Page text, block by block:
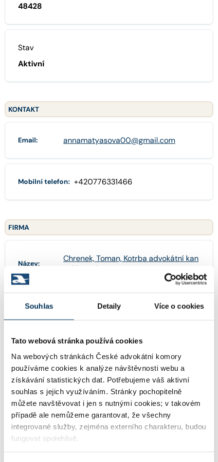
Souhlas Detaily Více o cookies
Tato webová stránka používá cookies
Na webových stránkách České advokátní komory
používáme cookies k analýze návštěvnosti webu a
získávání statistických dat. Potřebujeme váš aktivní
souhlas s jejich využíváním. Stránky pochopitelně
můžete navštěvovat i jen s nutnými cookies; v takovém
případě ale nemůžeme garantovat, že všechny
integrované služby, zejména externího charakteru, budou
fungovat spolehlivě.
48428
Stav
Aktivní
KONTAKT
Email: annamatyasova00@gmail.com
Mobilní telefon: +420776331466
FIRMA
Název:
Chrenek, Toman, Kotrba advokátní kan
celář spol. s.r.o.
IČO: 28505913
Těšnov 1059/1 , 11000 Praha
WWW: http://www.chrenektomankotrba.cz
kancelar@chtk.cz